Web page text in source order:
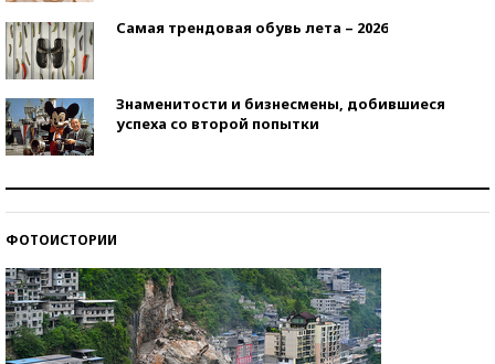
Самая трендовая обувь лета – 2026
Знаменитости и бизнесмены, добившиеся
успеха со второй попытки
ФОТОИСТОРИИ